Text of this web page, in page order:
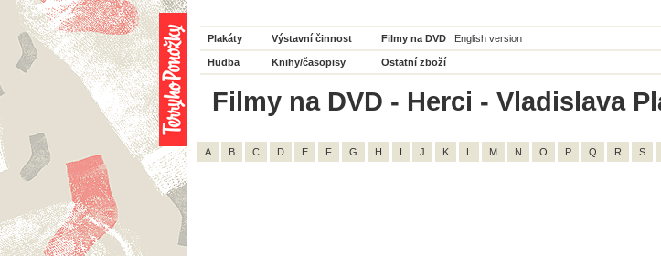
Plakáty Výstavní činnost Filmy na DVD English version
Hudba Knihy/časopisy Ostatní zboží
Filmy na DVD - Herci - Vladislava
A B C D E F G H I J K L M N O P Q R S